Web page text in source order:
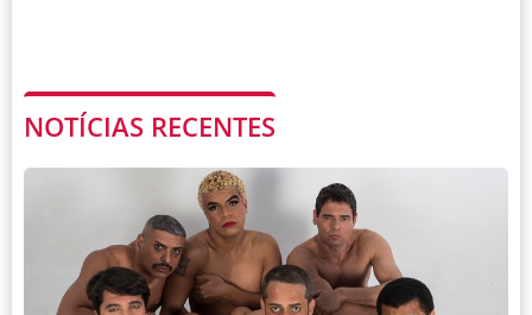
NOTÍCIAS RECENTES